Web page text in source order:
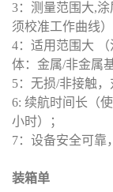
3：测量范围大,
须校准工作曲线）
4：适用范围大
体：金属/非金属
5：无损/非接触
6: 续航时间长（
小时）；
7：设备安全可靠
装箱单